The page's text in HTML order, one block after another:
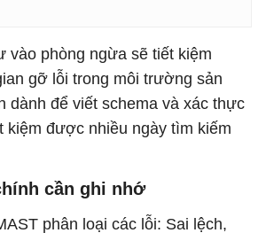
vào phòng ngừa sẽ tiết kiệm
gỡ lỗi trong môi trường sản
dành để viết schema và xác thực
kiệm được nhiều ngày tìm kiếm
cần ghi nhớ
phân loại các lỗi: Sai lệch,